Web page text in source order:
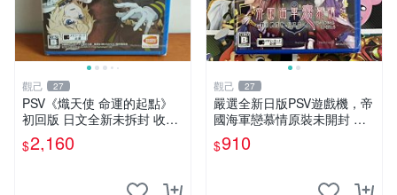
觀己 27
PSV《熾天使 命運的起點》
初回版 日文全新未拆封 收藏
推薦 系列補完 PSV《熾天使
命運的起點》初回日文盒齊
$2,160
觀己 27
嚴選全新日版PSV遊戲機，帝
國海軍戀慕情原裝未開封 電
玩 主題 測試
$910